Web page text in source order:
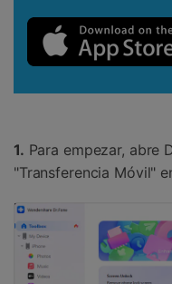
1. Para empezar, abre
"Transferencia Móvil"